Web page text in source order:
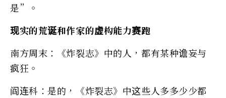
是”。
现实的荒诞和作家的虚构能力赛跑
南方周末：《炸裂志》中的人，都有某种谵妄与
疯狂。
阎连科：是的，《炸裂志》中这些人多多少少都